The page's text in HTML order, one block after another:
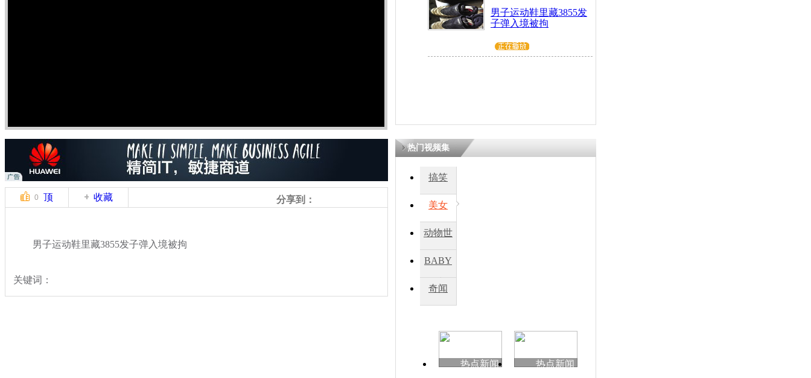
男子运动鞋里藏3855发
子弹入境被拘
0 顶 收藏 分享到：
男子运动鞋里藏3855发子弹入境被拘
关键词：
热门视频集
搞笑
美女
动物世
BABY
秀
奇闻
热点新闻
热点新闻